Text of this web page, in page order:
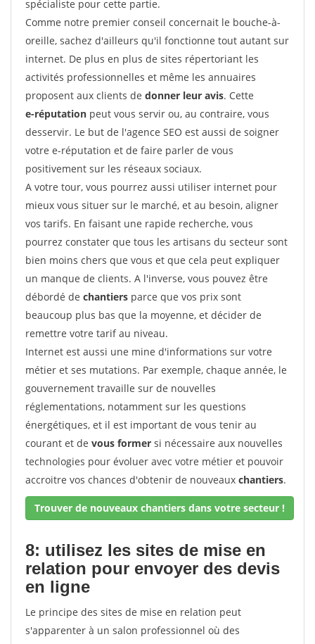
spécialiste pour cette partie.
Comme notre premier conseil concernait le bouche-à-
oreille, sachez d'ailleurs qu'il fonctionne tout autant sur
internet. De plus en plus de sites répertoriant les
activités professionnelles et même les annuaires
proposent aux clients de donner leur avis. Cette
e-réputation peut vous servir ou, au contraire, vous
desservir. Le but de l'agence SEO est aussi de soigner
votre e-réputation et de faire parler de vous
positivement sur les réseaux sociaux.
A votre tour, vous pourrez aussi utiliser internet pour
mieux vous situer sur le marché, et au besoin, aligner
vos tarifs. En faisant une rapide recherche, vous
pourrez constater que tous les artisans du secteur sont
bien moins chers que vous et que cela peut expliquer
un manque de clients. A l'inverse, vous pouvez être
débordé de chantiers parce que vos prix sont
beaucoup plus bas que la moyenne, et décider de
remettre votre tarif au niveau.
Internet est aussi une mine d'informations sur votre
métier et ses mutations. Par exemple, chaque année, le
gouvernement travaille sur de nouvelles
réglementations, notamment sur les questions
énergétiques, et il est important de vous tenir au
courant et de vous former si nécessaire aux nouvelles
technologies pour évoluer avec votre métier et pouvoir
accroitre vos chances d'obtenir de nouveaux chantiers.
Trouver de nouveaux chantiers dans votre secteur !
8: utilisez les sites de mise en
relation pour envoyer des devis
en ligne
Le principe des sites de mise en relation peut
s'apparenter à un salon professionnel où des